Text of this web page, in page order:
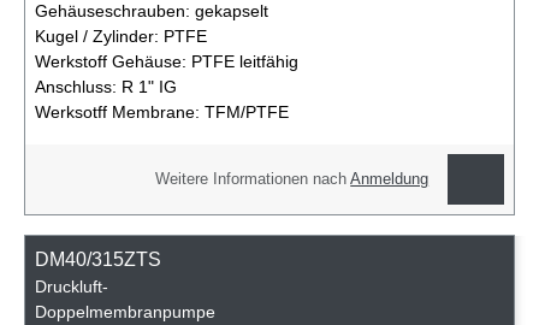
Gehäuseschrauben: gekapselt
Kugel / Zylinder: PTFE
Werkstoff Gehäuse: PTFE leitfähig
Anschluss: R 1" IG
Werksotff Membrane: TFM/PTFE
Weitere Informationen nachAnmeldung
DM40/315ZTS
Druckluft-
Doppelmembranpumpe